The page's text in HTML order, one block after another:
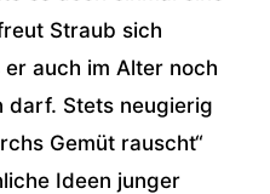
Straub sich
auch im Alter noch
darf. Stets neugierig
Gemüt rauscht“
Ideen junger